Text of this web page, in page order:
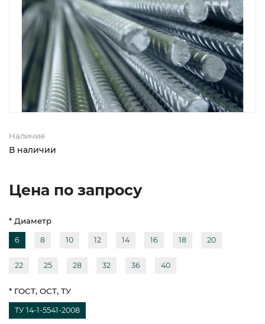
Наличие
В наличии
Цена по запросу
* Диаметр
6 8 10 12 14 16 18 20
22 25 28 32 36 40
* ГОСТ, ОСТ, ТУ
ТУ 14-1-5541-2008